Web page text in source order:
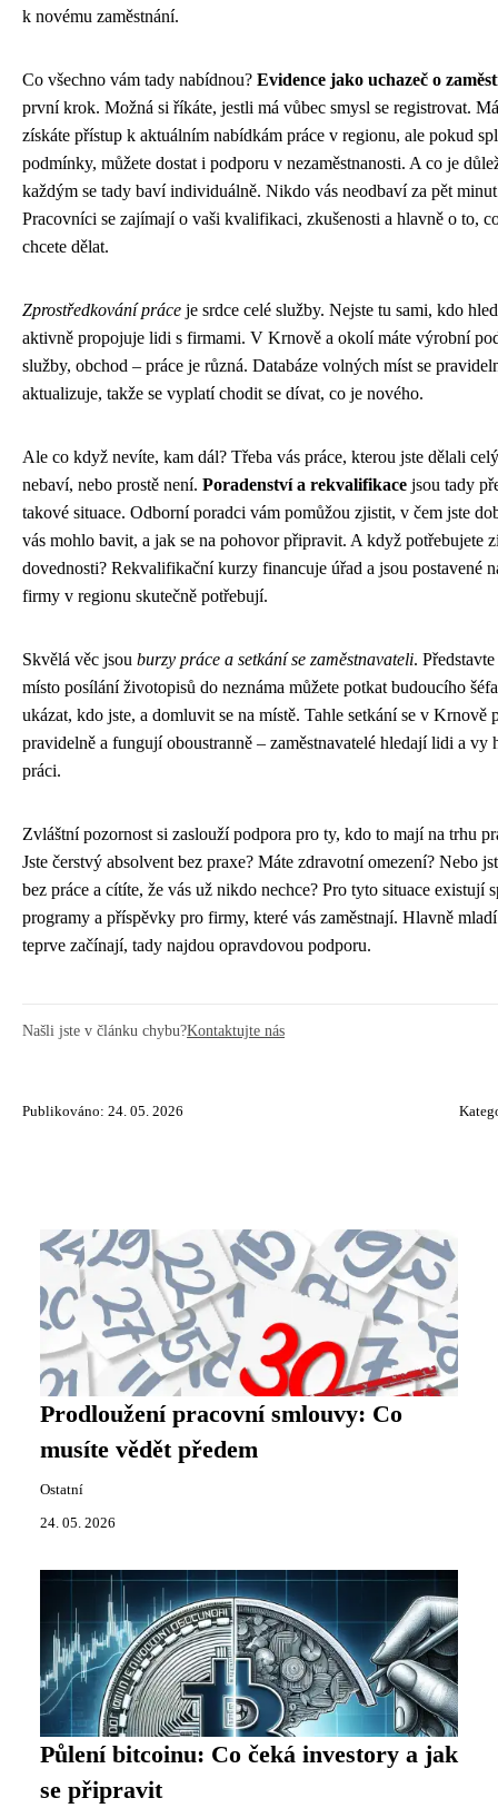
k novému zaměstnání.
Co všechno vám tady nabídnou? Evidence jako uchazeč o
první krok. Možná si říkáte, jestli má vůbec smysl se registrovat.
získáte přístup k aktuálním nabídkám práce v regionu, ale pokud
podmínky, můžete dostat i podporu v nezaměstnanosti. A co je
každým se tady baví individuálně. Nikdo vás neodbaví za pět
Pracovníci se zajímají o vaši kvalifikaci, zkušenosti a hlavně o to,
chcete dělat.
Zprostředkování práce je srdce celé služby. Nejste tu sami, kdo
aktivně propojuje lidi s firmami. V Krnově a okolí máte výrobní
služby, obchod – práce je různá. Databáze volných míst se
aktualizuje, takže se vyplatí chodit se dívat, co je nového.
Ale co když nevíte, kam dál? Třeba vás práce, kterou jste dělali
nebaví, nebo prostě není. Poradenství a rekvalifikace jsou tady
takové situace. Odborní poradci vám pomůžou zjistit, v čem jste
vás mohlo bavit, a jak se na pohovor připravit. A když potřebujete
dovednosti? Rekvalifikační kurzy financuje úřad a jsou postavené
firmy v regionu skutečně potřebují.
Skvělá věc jsou burzy práce a setkání se zaměstnavateli.
místo posílání životopisů do neznáma můžete potkat budoucího
ukázat, kdo jste, a domluvit se na místě. Tahle setkání se v Krnově
pravidelně a fungují oboustranně – zaměstnavatelé hledají lidi a vy
práci.
Zvláštní pozornost si zaslouží podpora pro ty, kdo to mají na trhu
Jste čerstvý absolvent bez praxe? Máte zdravotní omezení? Nebo
bez práce a cítíte, že vás už nikdo nechce? Pro tyto situace existují
programy a příspěvky pro firmy, které vás zaměstnají. Hlavně
teprve začínají, tady najdou opravdovou podporu.
Našli jste v článku chybu?Kontaktujte nás
Publikováno: 24. 05. 2026
Prodloužení pracovní smlouvy: Co
musíte vědět předem
Ostatní
24. 05. 2026
Půlení bitcoinu: Co čeká investory a jak
se připravit